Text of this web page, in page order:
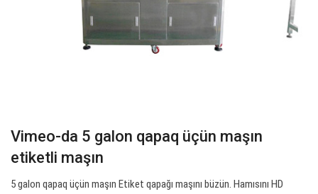
Vimeo-da 5 galon qapaq üçün maşın
etiketli maşın
5 galon qapaq üçün maşın Etiket qapağı maşını büzün. Hamısını HD